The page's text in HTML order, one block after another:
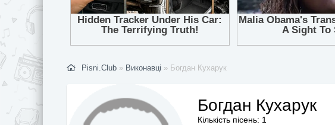
Pisni.Club » Виконавці » Богдан Кухарук
Богдан Кухарук
Кількість пісень: 1